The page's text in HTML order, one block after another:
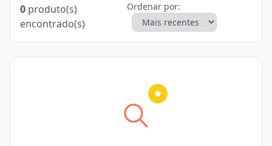
0 produto(s)
encontrado(s)
Ordenar por: